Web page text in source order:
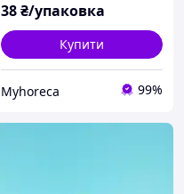
38₴/упаковка
Купити
Myhoreca 99%